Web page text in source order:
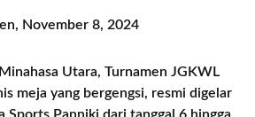
November 8, 2024
Minahasa Utara, Turnamen JGKWL
meja yang bergengsi, resmi digelar